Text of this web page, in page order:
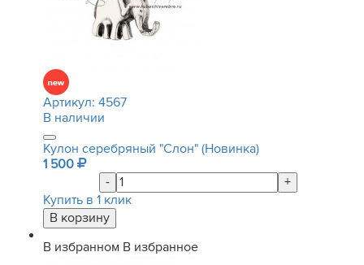
Артикул: 4567
В наличии
Кулон серебряный "Слон" (Новинка)
1 500
-
+
Купить в 1 клик
В избранном В избранное